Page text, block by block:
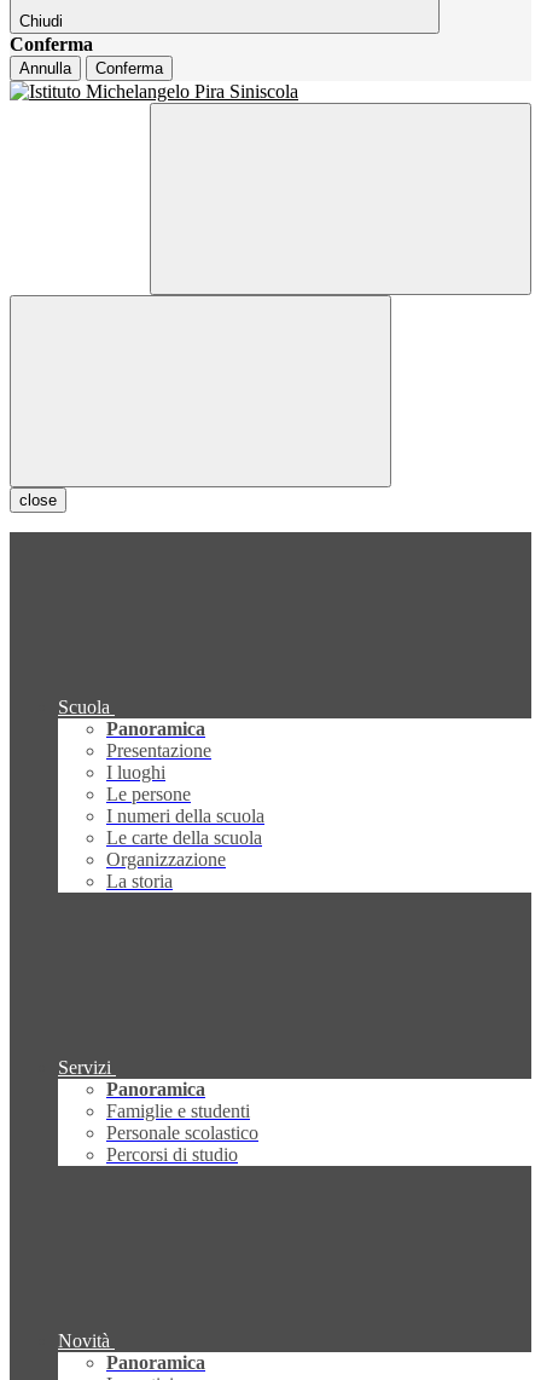
Chiudi
Conferma
Annulla Conferma
close
Scuola
Panoramica
Presentazione
I luoghi
Le persone
I numeri della scuola
Le carte della scuola
Organizzazione
La storia
Servizi
Panoramica
Famiglie e studenti
Personale scolastico
Percorsi di studio
Novità
Panoramica